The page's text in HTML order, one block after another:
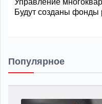
Управление
Будут созданы фонды
Популярное